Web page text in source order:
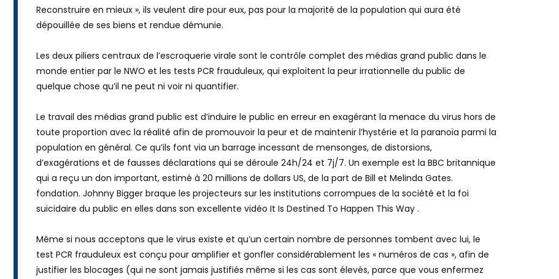
crétins, avec une certaine justification il faut le dire. Dans cette vidéo, vous pouvez également apercevoir
Bill Gates agitant ses bras comme un fou et Klaus Schwab portant une veste Dark Vador. Quand ils disent «
dépouillée de ses biens et rendue démunie.
Les deux piliers centraux de l’escroquerie virale sont le contrôle complet des médias grand public dans le
quelque chose qu’il ne peut ni voir ni quantifier.
Le travail des médias grand public est d’induire le public en erreur en exagérant la menace du virus hors de
toute proportion avec la réalité afin de promouvoir la peur et de maintenir l’hystérie et la paranoïa parmi la
population en général. Ce qu’ils font via un barrage incessant de mensonges, de distorsions,
d’exagérations et de fausses déclarations qui se déroule 24h/24 et 7j/7. Un exemple est la BBC britannique
qui a reçu un don important, estimé à 20 millions de dollars US, de la part de Bill et Melinda Gates.
suicidaire du public en elles dans son excellente vidéo It Is Destined To Happen This Way .
Même si nous acceptons que le virus existe et qu’un certain nombre de personnes tombent avec lui, le